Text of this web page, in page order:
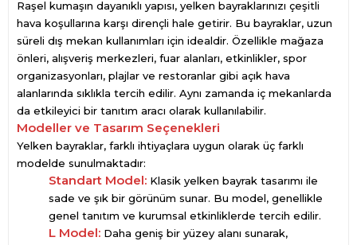
Raşel kumaşın dayanıklı yapısı, yelken bayraklarınızı çeşitli
hava koşullarına karşı dirençli hale getirir. Bu bayraklar, uzun
süreli dış mekan kullanımları için idealdir. Özellikle mağaza
önleri, alışveriş merkezleri, fuar alanları, etkinlikler, spor
organizasyonları, plajlar ve restoranlar gibi açık hava
alanlarında sıklıkla tercih edilir. Aynı zamanda iç mekanlarda
da etkileyici bir tanıtım aracı olarak kullanılabilir.
Modeller ve Tasarım Seçenekleri
Yelken bayraklar, farklı ihtiyaçlara uygun olarak üç farklı
modelde sunulmaktadır:
Standart Model: Klasik yelken bayrak tasarımı ile
sade ve şık bir görünüm sunar. Bu model, genellikle
genel tanıtım ve kurumsal etkinliklerde tercih edilir.
L Model: Daha geniş bir yüzey alanı sunarak,